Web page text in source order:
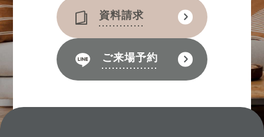
資料請求
ご来場予約